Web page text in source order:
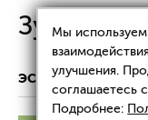
Зуд в
ЭСТЕТИЧЕСКАЯ
Мы
улучшения.
соглашаетесь
Подробнее: